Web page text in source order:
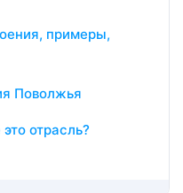
примеры,
Поволжья
отрасль?